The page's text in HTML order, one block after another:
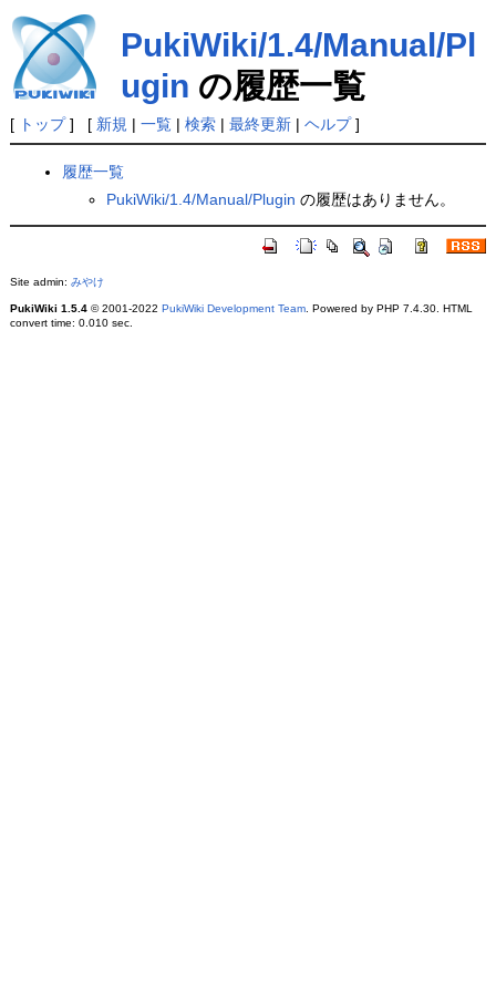
PukiWiki/1.4/Manual/Pl
ugin の履歴一覧
[ トップ] [ 新規 | 一覧| 検索| 最終更新| ヘルプ]
履歴一覧
PukiWiki/1.4/Manual/Plugin の履歴はありません。
Site admin: みやけ
PukiWiki 1.5.4© 2001-2022 PukiWiki Development Team. Powered by PHP 7.4.30. HTML
convert time: 0.010 sec.